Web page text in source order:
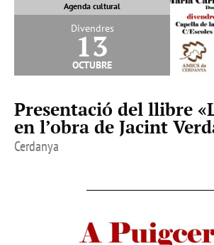
Agenda cultural
Divendres
13
octubre
Presentació del llibre
en l’obra de Jacint
Cerdanya